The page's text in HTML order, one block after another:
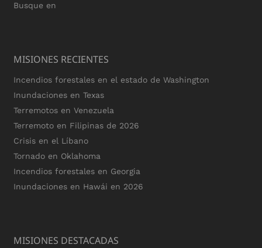
Busque en
MISIONES RECIENTES
Incendios forestales en el estado de Washington
Inundaciones en Texas
Terremotos en Venezuela
Terremoto en Filipinas de 2026
Crisis en el Líbano
Tornado en Oklahoma
Incendios forestales en Georgia
Inundaciones en Hawái en 2026
MISIONES DESTACADAS